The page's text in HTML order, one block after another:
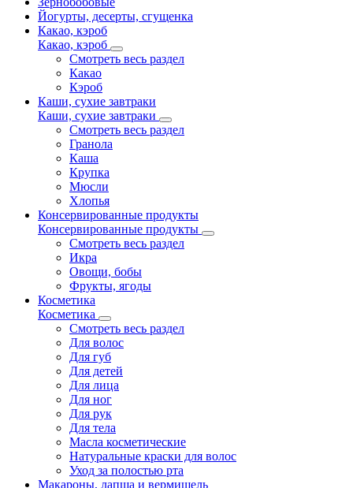
Йогурты, десерты, сгущенка
Какао, кэроб
Какао, кэроб
Смотреть весь раздел
Какао
Кэроб
Каши, сухие завтраки
Каши, сухие завтраки
Смотреть весь раздел
Гранола
Каша
Крупка
Мюсли
Хлопья
Консервированные продукты
Консервированные продукты
Смотреть весь раздел
Икра
Овощи, бобы
Фрукты, ягоды
Косметика
Косметика
Смотреть весь раздел
Для волос
Для губ
Для детей
Для лица
Для ног
Для рук
Для тела
Масла косметические
Натуральные краски для волос
Уход за полостью рта
Макароны, лапша и вермишель